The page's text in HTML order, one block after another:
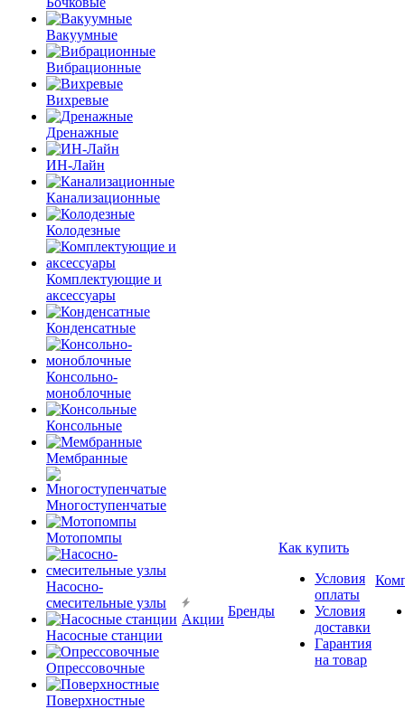
Вакуумные
Вибрационные
Вихревые
Дренажные
ИН-Лайн
Канализационные
Колодезные
Комплектующие и
аксессуары
Конденсатные
Консольно-
моноблочные
Консольные
Мембранные
Многоступенчатые
Мотопомпы
Насосно-
смесительные узлы
Насосные станции
Опрессовочные
Поверхностные
Акции
Бренды
Как купить
Условия
оплаты
Условия
доставки
Гарантия
на товар